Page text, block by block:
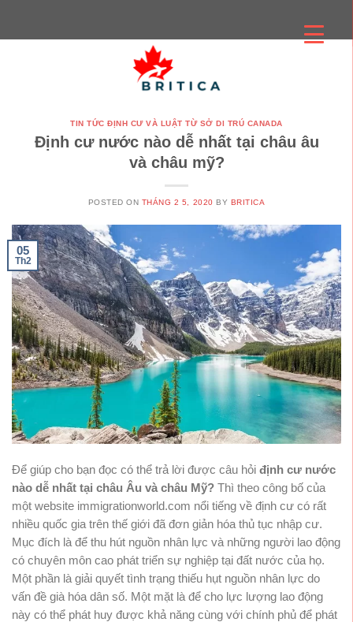
TIN TỨC ĐỊNH CƯ VÀ LUẬT TỪ SỞ DI TRÚ CANADA
Định cư nước nào dễ nhất tại châu âu
và châu mỹ?
POSTED ON THÁNG 2 5, 2020 BY BRITICA
05
Th2
Để giúp cho bạn đọc có thể trả lời được câu hỏi định cư nước
nào dễ nhất tại châu Âu và châu Mỹ? Thì theo công bố của
một website immigrationworld.com nổi tiếng về định cư có rất
nhiều quốc gia trên thế giới đã đơn giản hóa thủ tục nhập cư.
Mục đích là để thu hút nguồn nhân lực và những người lao động
có chuyên môn cao phát triển sự nghiệp tại đất nước của họ.
Một phần là giải quyết tình trạng thiếu hụt nguồn nhân lực do
vấn đề già hóa dân số. Một mặt là để cho lực lượng lao động
này có thể phát huy được khả năng cùng với chính phủ để phát